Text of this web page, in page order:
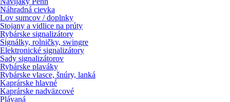
Náhradná cievka
Lov sumcov / doplnky
Stojany a vidlice na prúty
Rybárske signalizátory
Signálky, rolničky, swingre
Elektronické signalizátory
Sady signalizátorov
Rybárske plaváky
Rybárske vlasce, šnúry, lanká
Kaprárske hlavné
Kaprárske nadväzcové
Plávaná